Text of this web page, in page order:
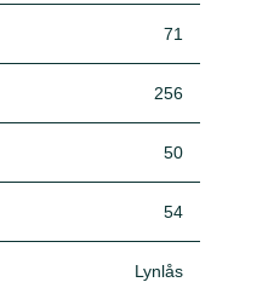
71
256
50
54
Lynlås